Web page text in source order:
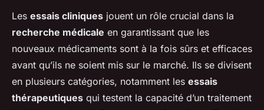
Les essais cliniques jouent un rôle crucial dans la
recherche médicale en garantissant que les
nouveaux médicaments sont à la fois sûrs et efficaces
avant qu’ils ne soient mis sur le marché. Ils se divisent
en plusieurs catégories, notamment les essais
thérapeutiques qui testent la capacité d’un traitement